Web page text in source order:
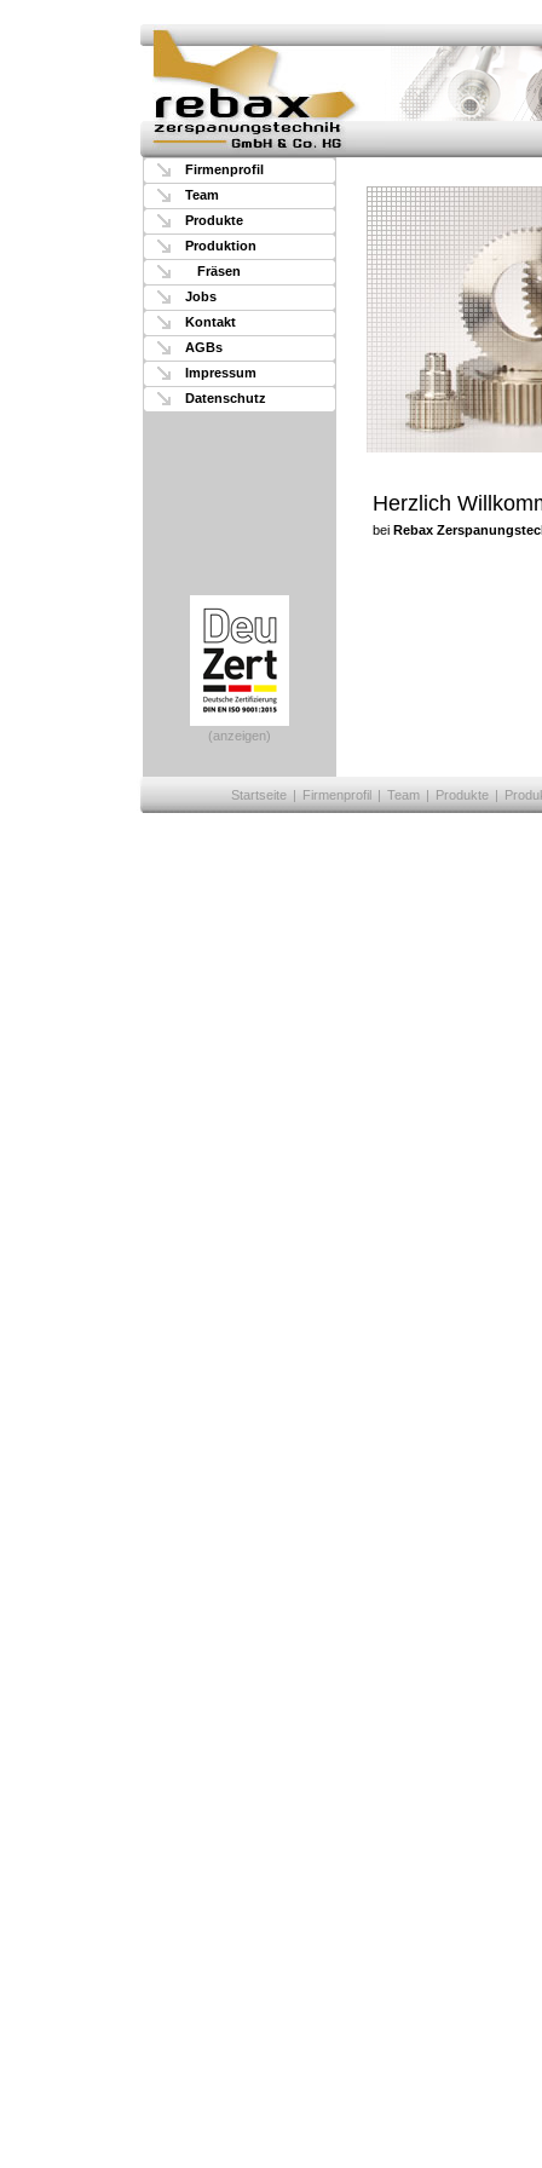
Firmenprofil
Team
Produkte
Produktion
Fräsen
Jobs
Kontakt
AGBs
Impressum
Datenschutz
Herzlich
bei Rebax
(anzeigen)
Startseite | Firmenprofil | Team | Produkte |